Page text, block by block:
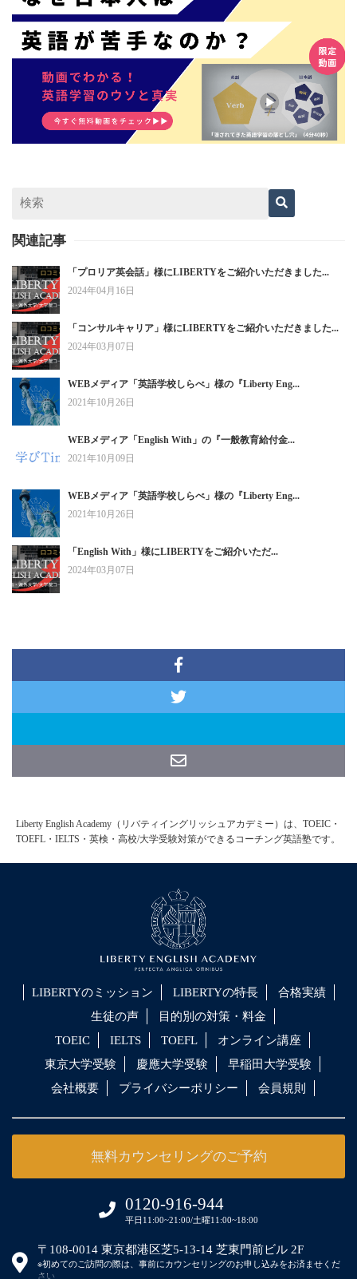
関連記事
「プロリア英会話」様にLIBERTYをご紹介いただきました...
2024年04月16日
「コンサルキャリア」様にLIBERTYをご紹介いただきました...
2024年03月07日
WEBメディア「英語学校しらべ」様の『Liberty Eng...
2021年10月26日
WEBメディア「English With」の『一般教育給付金...
2021年10月09日
WEBメディア「英語学校しらべ」様の『Liberty Eng...
2021年10月26日
「English With」様にLIBERTYをご紹介いただ...
2024年03月07日
Liberty English Academy（リバティイングリッシュアカデミー）は、TOEIC・
TOEFL・IELTS・英検・高校/大学受験対策ができるコーチング英語塾です。
LIBERTYのミッション LIBERTYの特長
合格実績
生徒の声
目的別の対策・料金
TOEIC
IELTS TOEFL
オンライン講座
東京大学受験
慶應大学受験
早稲田大学受験
会社概要
プライバシーポリシー 会員規則
無料カウンセリングのご予約
0120-916-944
平日11:00~21:00/土曜11:00~18:00
〒108-0014 東京都港区芝5-13-14 芝東門前ビル 2F
※初めてのご訪問の際は、事前にカウンセリングのお申し込みをお済ませくだ
さい